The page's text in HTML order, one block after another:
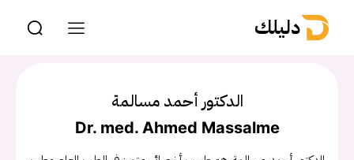
دليلك
الدكتور أحمد مسالمة
Dr. med. Ahmed Massalme